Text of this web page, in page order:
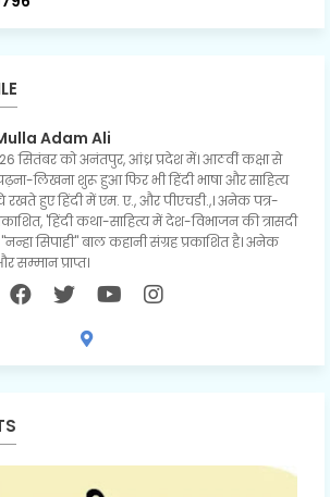
Adam Ali
सितंबर को अनंतपुर, आंध्र प्रदेश में। आठवीं कक्षा से
लिखना शुरू हुआ फिर भी हिंदी भाषा और साहित्य
रखते हुए हिंदी में एम. ए., और पीएचडी.,। अनेक पत्र-
'हिंदी कथा-साहित्य में देश-विभाजन की त्रासदी
सिपाही" बाल कहानी संग्रह प्रकाशित है। अनेक
सम्मान प्राप्त।